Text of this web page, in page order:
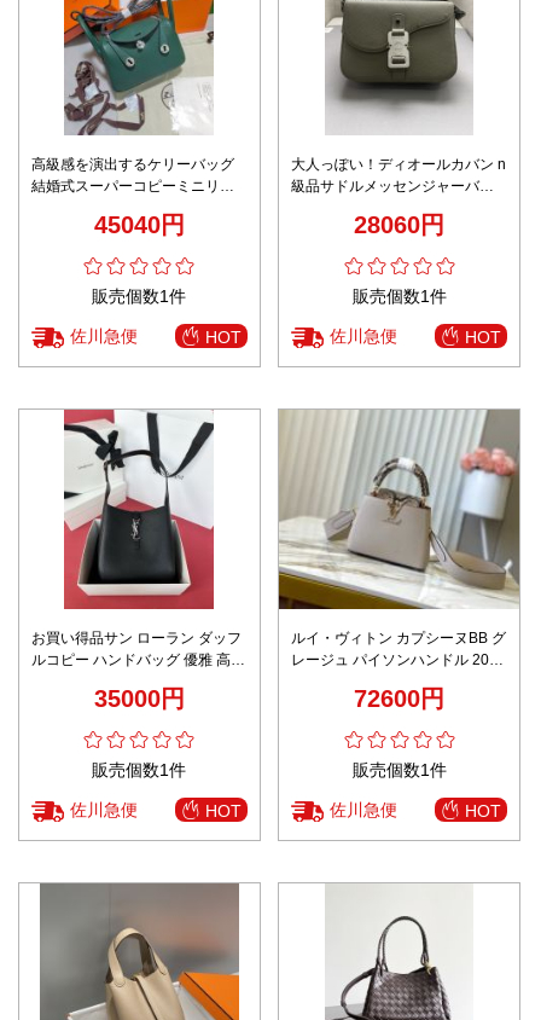
高級感を演出するケリーバッグ
結婚式スーパーコピーミニリン
節可能なショルダーストラップ
45040円
販売個数1件
佐川急便 HOT
大人っぽい！ディオールカバン n
級品サドルメッセンジャーバッ
28060円
販売個数1件
佐川急便 HOT
お買い得品サン ローラン ダッフ
ルコピー ハンドバッグ 優雅 高品
35000円
販売個数1件
佐川急便 HOT
ルイ・ヴィトン カプシーヌBB グ
レージュ パイソンハンドル 2025
精密ディテール 上質感あふれる
72600円
販売個数1件
佐川急便 HOT